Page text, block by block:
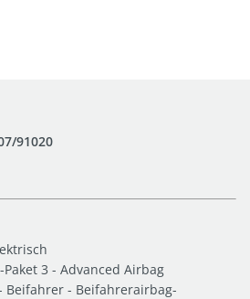
91020
3 - Advanced Airbag
Beifahrer - Beifahrerairbag-